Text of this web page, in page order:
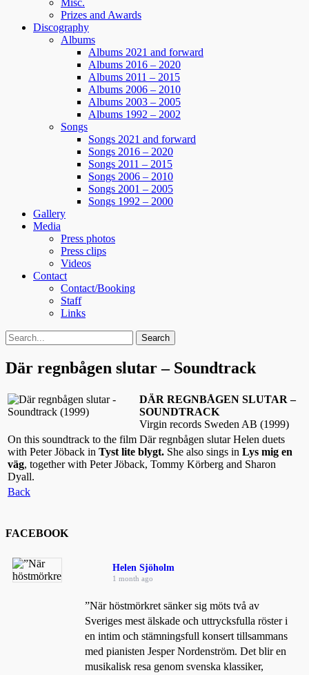
Misc.
Prizes and Awards
Discography
Albums
Albums 2021 and forward
Albums 2016 – 2020
Albums 2011 – 2015
Albums 2006 – 2010
Albums 2003 – 2005
Albums 1992 – 2002
Songs
Songs 2021 and forward
Songs 2016 – 2020
Songs 2011 – 2015
Songs 2006 – 2010
Songs 2001 – 2005
Songs 1992 – 2000
Gallery
Media
Press photos
Press clips
Videos
Contact
Contact/Booking
Staff
Links
Search
Search
for:
Där regnbågen slutar – Soundtrack
DÄR REGNBÅGEN SLUTAR –
SOUNDTRACK
Virgin records Sweden AB (1999)
On this soundtrack to the film Där regnbågen slutar Helen duets
with Peter Jöback in Tyst lite blygt. She also sings in Lys mig en
väg, together with Peter Jöback, Tommy Körberg and Sharon
Dyall.
Back
FACEBOOK
Helen Sjöholm
1 month ago
”När höstmörkret sänker sig möts två av
Sveriges mest älskade och uttrycksfulla röster i
en intim och stämningsfull konsert tillsammans
med pianisten Jesper Nordenström. Det blir en
musikalisk resa genom svenska klassiker,